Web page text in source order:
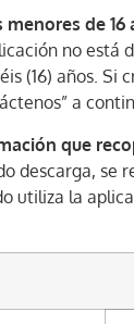
menores de 16
no está
(16) años. Si
a
que
descarga, se
utiliza la